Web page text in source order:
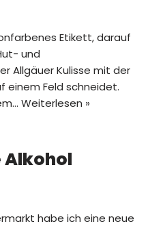
Etikett, darauf
und
Allgäuer Kulisse mit der
einem Feld schneidet.
Weiterlesen »
Alkohol
habe ich eine neue